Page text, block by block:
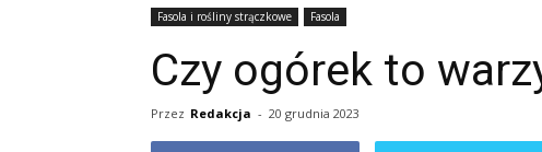
Fasola i rośliny strączkowe Fasola
Czy ogórek to
Przez Redakcja - 20 grudnia 2023